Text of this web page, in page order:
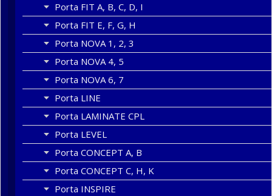
Porta FIT A, B, C, D, I
Porta FIT E, F, G, H
Porta NOVA 1, 2, 3
Porta NOVA 4, 5
Porta NOVA 6, 7
Porta LINE
Porta LAMINATE CPL
Porta LEVEL
Porta CONCEPT A, B
Porta CONCEPT C, H, K
Porta INSPIRE